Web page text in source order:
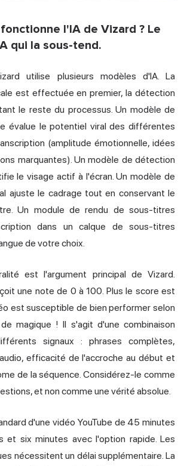
l'IA de Vizard ? Le
qui la sous-tend.
utilise plusieurs modèles d'IA. La
est effectuée en premier, la détection
le reste du processus. Un modèle de
évalue le potentiel viral des différentes
(amplitude émotionnelle, idées
marquantes). Un modèle de détection
le visage actif à l'écran. Un modèle de
ajuste le cadrage tout en conservant le
Un module de rendu de sous-titres
dans un calque de sous-titres
de votre choix.
est l'argument principal de Vizard.
une note de 0 à 100. Plus le score est
est susceptible de bien performer selon
magique ! Il s'agit d'une combinaison
signaux : phrases complètes,
efficacité de l'accroche au début et
de la séquence. Considérez-le comme
et non comme une vérité absolue.
d'une vidéo YouTube de 45 minutes
et six minutes avec l'option rapide. Les
nécessitent un délai supplémentaire. La